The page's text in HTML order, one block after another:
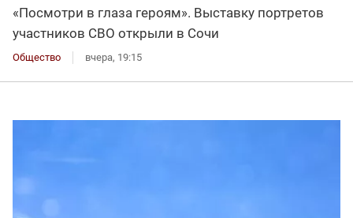
«Посмотри в глаза героям». Выставку портретов
участников СВО открыли в Сочи
Общество вчера, 19:15